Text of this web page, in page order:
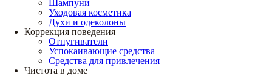
Шампуни
Уходовая косметика
Духи и одеколоны
Коррекция поведения
Отпугиватели
Успокаивающие средства
Средства для привлечения
Чистота в доме